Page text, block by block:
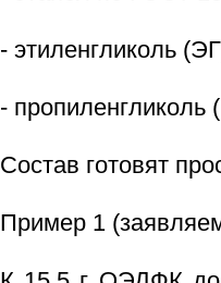
- этиленгликоль
-
Состав готовят
Пример 1